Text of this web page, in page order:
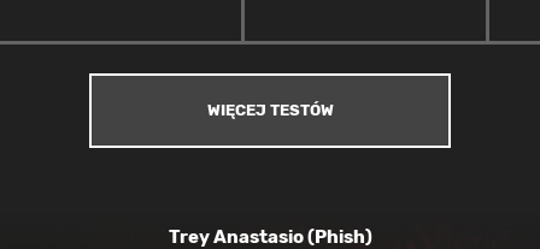
WIĘCEJ TESTÓW
Trey Anastasio (Phish)